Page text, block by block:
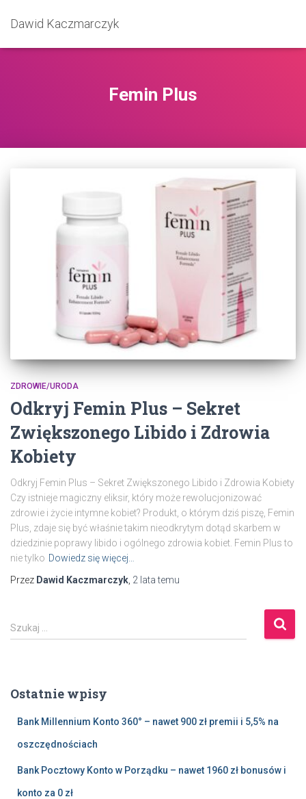
Dawid Kaczmarczyk
Femin Plus
ZDROWIE/URODA
Odkryj Femin Plus – Sekret
Zwiększonego Libido i Zdrowia
Kobiety
Odkryj Femin Plus – Sekret Zwiększonego Libido i Zdrowia Kobiety
Czy istnieje magiczny eliksir, który może rewolucjonizować
zdrowie i życie intymne kobiet? Produkt, o którym dziś piszę, Femin
Plus, zdaje się być właśnie takim nieodkrytym dotąd skarbem w
dziedzinie poprawy libido i ogólnego zdrowia kobiet. Femin Plus to
nie tylko Dowiedz się więcej…
Przez Dawid Kaczmarczyk 2 latatemu
S
z
j
Szukaj …
Ostatnie wpisy
Bank Millennium Konto 360° – nawet 900 zł premii i 5,5% na
oszczędnościach
Bank Pocztowy Konto w Porządku – nawet 1960 zł bonusów i
konto za 0 zł